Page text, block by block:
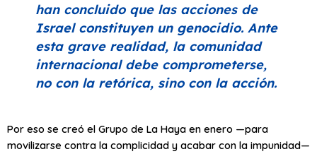
han concluido que las acciones de
Israel constituyen un genocidio. Ante
esta grave realidad, la comunidad
internacional debe comprometerse,
no con la retórica, sino con la acción.
Por eso se creó el Grupo de La Haya en enero —para
movilizarse contra la complicidad y acabar con la impunidad—